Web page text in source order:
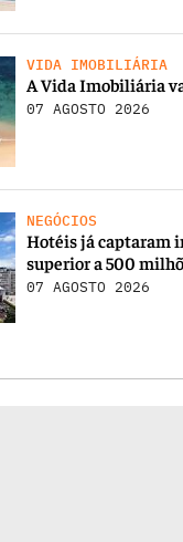
VIDA IMOBILIÁRIA
A Vida Imobiliária
07 AGOSTO 2026
NEGÓCIOS
Hotéis já captaram
superior a 500
07 AGOSTO 2026